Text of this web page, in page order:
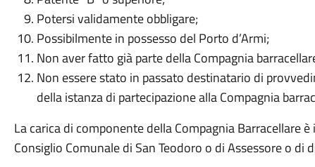
Potersi validamente obbligare;
Possibilmente in possesso del Porto d’Armi;
Non aver fatto già parte della Compagnia
Non essere stato in passato destinatario di
della istanza di partecipazione alla Compagnia
La carica di componente della Compagnia Barracellare
Consiglio Comunale di San Teodoro o di Assessore o di